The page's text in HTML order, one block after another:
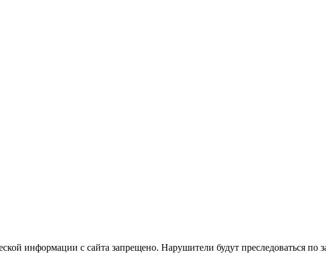
информации с сайта запрещено. Нарушители будут преследоваться по